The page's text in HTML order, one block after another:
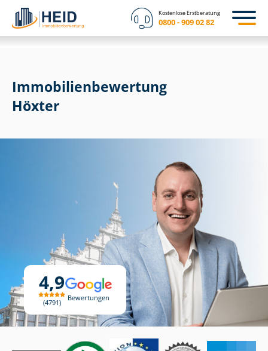
Kostenlose Erstberatung
0800 - 909 02 82
4,9
4791
Bewertungen
Immobilien­bewertung
Höxter